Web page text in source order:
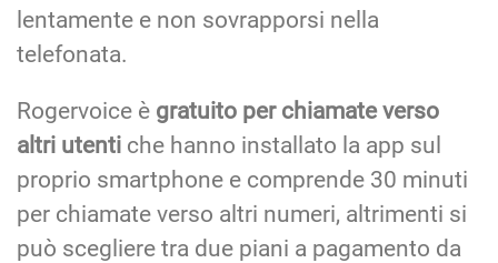
lentamente e non sovrapporsi nella
telefonata.
Rogervoice è gratuito per chiamate verso
altri utenti che hanno installato la app sul
proprio smartphone e comprende 30 minuti
per chiamate verso altri numeri, altrimenti si
può scegliere tra due piani a pagamento da